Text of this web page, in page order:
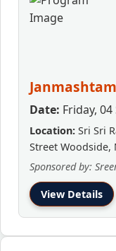
Date: Friday,
Location: Sri Sri
Street Woodside,
Sponsored by:
View Details